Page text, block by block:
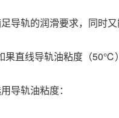
导轨的润滑要求，同时又
直线导轨油粘度（50℃
导轨油粘度：